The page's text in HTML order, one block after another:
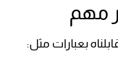
بعبارات مثل: